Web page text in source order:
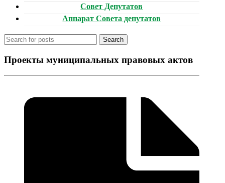
Совет Депутатов
Аппарат Совета депутатов
Search
Проекты муниципальных правовых актов